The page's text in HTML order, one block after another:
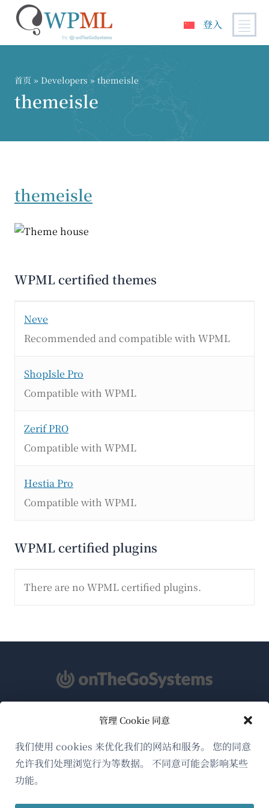
管理 Cookie 同意
我们使用 cookies 来优化我们的网站和服务。 您的同意
允许我们处理浏览行为等数据。 不同意可能会影响某些
功能。
登入
首页 » Developers » themeisle
themeisle
themeisle
WPML certified themes
Neve
Recommended and compatible with WPML
ShopIsle Pro
Compatible with WPML
Zerif PRO
Compatible with WPML
Hestia Pro
Compatible with WPML
WPML certified plugins
There are no WPML certified plugins.
关于WPML
GDPR与隐私政策
加入我们的团队（在
新
新
新